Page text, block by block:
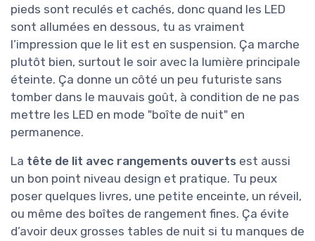
pieds sont reculés et cachés, donc quand les LED
sont allumées en dessous, tu as vraiment
l’impression que le lit est en suspension. Ça marche
plutôt bien, surtout le soir avec la lumière principale
éteinte. Ça donne un côté un peu futuriste sans
tomber dans le mauvais goût, à condition de ne pas
mettre les LED en mode "boîte de nuit" en
permanence.
La tête de lit avec rangements ouverts est aussi
un bon point niveau design et pratique. Tu peux
poser quelques livres, une petite enceinte, un réveil,
ou même des boîtes de rangement fines. Ça évite
d’avoir deux grosses tables de nuit si tu manques de